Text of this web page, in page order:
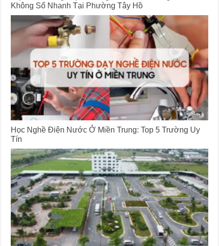
Không Sổ Nhanh Tại Phường Tây Hồ
Học Nghề Điện Nước Ở Miền Trung: Top 5 Trường Uy
Tín